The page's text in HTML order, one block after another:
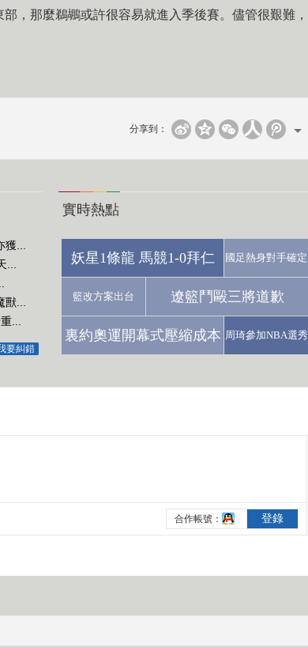
，那麼鵜鶘或許很容易就進入季後賽。儘管很艱難，
分享到：
...
...
...
要糾錯
實時熱點
妖星1條龍 馬競1-0拜仁 國足熱身對手確定
籃改方案出台 遼籃鬥毆三將道歉
裏約奧運開幕式壓縮成本 周琦參加NBA選秀